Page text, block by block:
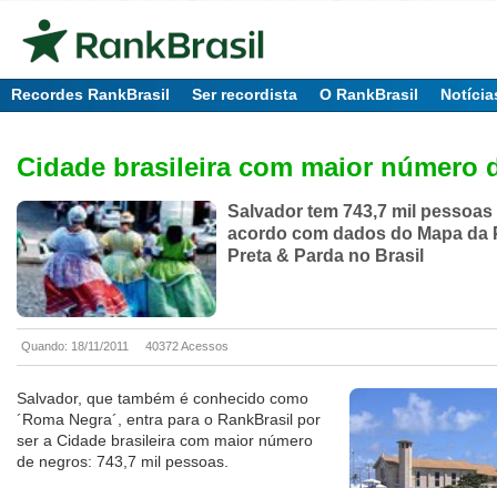
Recordes RankBrasil Ser recordista O RankBrasil
Cidade brasileira com maior número
Salvador tem 743,7 mil
acordo com dados do Mapa da
Preta & Parda no Brasil
Quando: 18/11/2011 40372 Acessos
Salvador, que também é conhecido como
´Roma Negra´, entra para o RankBrasil por
ser a Cidade brasileira com maior número
de negros: 743,7 mil pessoas.